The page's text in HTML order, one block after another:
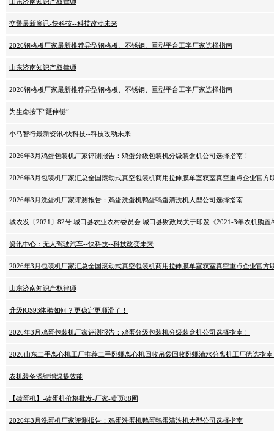
山东济南知识产权律师
交警最新资讯-快科技--科技改动未来
2026钢格板厂家最新推荐异型钢格板、不锈钢、重型平台工字厂家选择指南
山东济南知识产权律师
2026钢格板厂家最新推荐异型钢格板、不锈钢、重型平台工字厂家选择指南
为生命按下“延伸键”
小马智行最新资讯-快科技--科技改动未来
2026年3月鸡蛋包装机厂家评测报告：鸡蛋分级包装机分级装盒机公司选择指南！
2026年3月包装机厂家汇总全国滚动式真空包装机商用拉伸膜单室双室真空重点企业官方
2026年3月洗蛋机厂家评测报告：鸡蛋洗蛋机鸭蛋鸭蛋清洗机大型公司选择指南
城农发〔2021〕82号 城口县农业农村委员会 城口县财政局关于印发《2021-3年农机购置
资讯中心：无人驾驶汽车--快科技--科技改变未来
2026年3月包装机厂家汇总全国滚动式真空包装机商用拉伸膜单室双室真空重点企业官方
山东济南知识产权律师
升级iOS93体验如何？更稳定更顺滑了！
2026年3月鸡蛋包装机厂家评测报告：鸡蛋分级包装机分级装盒机公司选择指南！
2026山东二手离心机工厂推荐二手卧螺离心机回收吊袋回收卧螺油水分离机工厂优选指南
农机装备添智增绿提效能
【磕蛋机】-磕蛋机价格批发-厂家-黄页88网
2026年3月洗蛋机厂家评测报告：鸡蛋洗蛋机鸭蛋鸭蛋清洗机大型公司选择指南